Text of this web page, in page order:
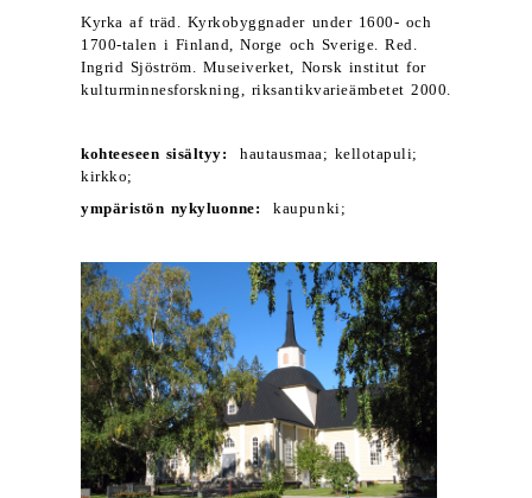
Kyrka af träd. Kyrkobyggnader under 1600- och
1700-talen i Finland, Norge och Sverige. Red.
Ingrid Sjöström. Museiverket, Norsk institut for
kulturminnesforskning, riksantikvarieämbetet 2000.
kohteeseen sisältyy: hautausmaa; kellotapuli;
kirkko;
ympäristön nykyluonne: kaupunki;